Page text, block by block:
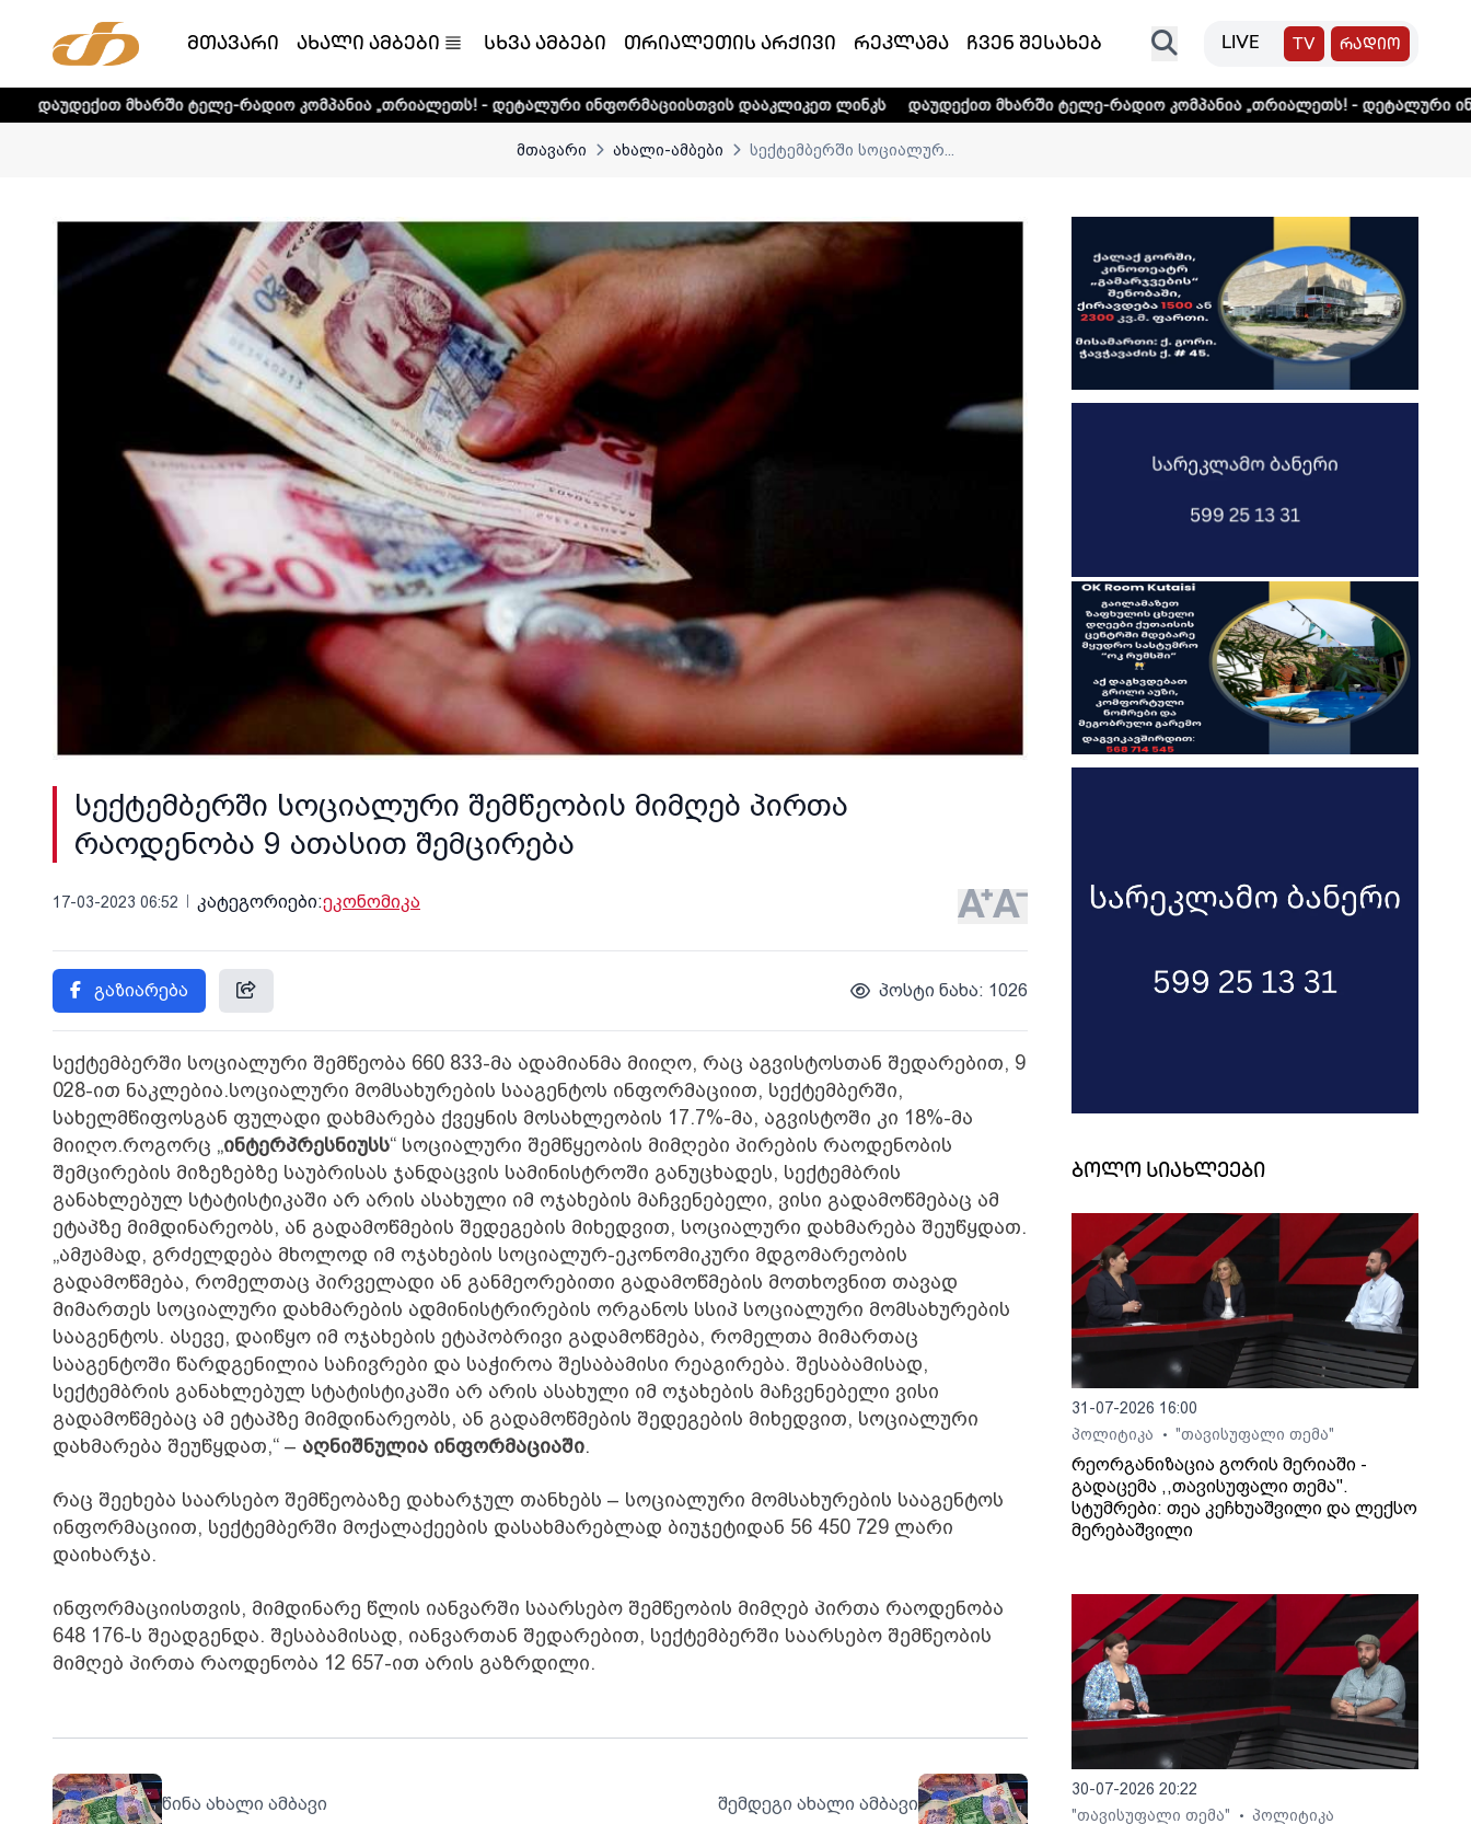
მთავარი ახალი ამბები სხვა ამბები თრიალეთის არქივი რეკლამა ჩვენ შესახებ LIVE TV რადიო
ტელე-რადიო კომპანია „თრიალეთს! - დეტალური ინფორმაციისთვის დააკლიკეთ ლინკს დაუდექით მხარში ტელე-რადიო კომპანია „თრიალეთს! - დეტალური
მთავარი ახალი-ამბები სექტემბერში სოციალურ...
სექტემბერში სოციალური შემწეობის მიმღებ პირთა
რაოდენობა 9 ათასით შემცირება
17-03-2023 06:52 კატეგორიები:ეკონომიკა
გაზიარება პოსტი ნახა: 1026
სექტემბერში სოციალური შემწეობა 660 833-მა ადამიანმა მიიღო, რაც აგვისტოსთან შედარებით, 9
028-ით ნაკლებია.სოციალური მომსახურების სააგენტოს ინფორმაციით, სექტემბერში,
სახელმწიფოსგან ფულადი დახმარება ქვეყნის მოსახლეობის 17.7%-მა, აგვისტოში კი 18%-მა
მიიღო.როგორც „ინტერპრესნიუსს“ სოციალური შემწყეობის მიმღები პირების რაოდენობის
შემცირების მიზეზებზე საუბრისას ჯანდაცვის სამინისტროში განუცხადეს, სექტემბრის
განახლებულ სტატისტიკაში არ არის ასახული იმ ოჯახების მაჩვენებელი, ვისი გადამოწმებაც ამ
ეტაპზე მიმდინარეობს, ან გადამოწმების შედეგების მიხედვით, სოციალური დახმარება შეუწყდათ.
„ამჟამად, გრძელდება მხოლოდ იმ ოჯახების სოციალურ-ეკონომიკური მდგომარეობის
გადამოწმება, რომელთაც პირველადი ან განმეორებითი გადამოწმების მოთხოვნით თავად
მიმართეს სოციალური დახმარების ადმინისტრირების ორგანოს სსიპ სოციალური მომსახურების
სააგენტოს. ასევე, დაიწყო იმ ოჯახების ეტაპობრივი გადამოწმება, რომელთა მიმართაც
სააგენტოში წარდგენილია საჩივრები და საჭიროა შესაბამისი რეაგირება. შესაბამისად,
სექტემბრის განახლებულ სტატისტიკაში არ არის ასახული იმ ოჯახების მაჩვენებელი ვისი
გადამოწმებაც ამ ეტაპზე მიმდინარეობს, ან გადამოწმების შედეგების მიხედვით, სოციალური
დახმარება შეუწყდათ,“ – აღნიშნულია ინფორმაციაში.
რაც შეეხება საარსებო შემწეობაზე დახარჯულ თანხებს – სოციალური მომსახურების სააგენტოს
ინფორმაციით, სექტემბერში მოქალაქეების დასახმარებლად ბიუჯეტიდან 56 450 729 ლარი
დაიხარჯა.
ინფორმაციისთვის, მიმდინარე წლის იანვარში საარსებო შემწეობის მიმღებ პირთა რაოდენობა
648 176-ს შეადგენდა. შესაბამისად, იანვართან შედარებით, სექტემბერში საარსებო შემწეობის
მიმღებ პირთა რაოდენობა 12 657-ით არის გაზრდილი.
წინა ახალი ამბავი
შემდეგი ახალი ამბავი
ბოლო სიახლეები
31-07-2026 16:00
პოლიტიკა
• "თავისუფალი თემა"
რეორგანიზაცია გორის მერიაში -
გადაცემა ,,თავისუფალი თემა".
სტუმრები: თეა კეჩხუაშვილი და ლექსო
მერებაშვილი
30-07-2026 20:22
"თავისუფალი თემა"
• პოლიტიკა